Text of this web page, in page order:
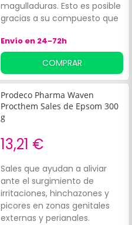
magulladuras. Esto es posible
gracias a su compuesto que
magnesio, un mineral que
tiene propiedades:Anti
inflamatorias.
Envío en 24-72h
COMPRAR
Prodeco Pharma Waven
Procthem Sales de Epsom 300
g
13,21 €
Sales que ayudan a aliviar
ante el surgimiento de
irritaciones, hinchazones y
picores en zonas genitales
externas y perianales.